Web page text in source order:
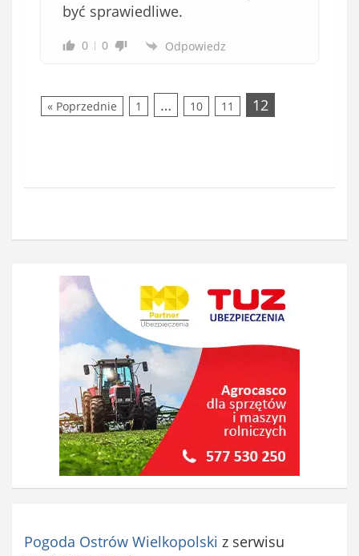
być sprawiedliwe.
0 0 Odpowiedz
« Poprzednie 1 … 10 11 12
Pogoda Ostrów Wielkopolski z serwisu